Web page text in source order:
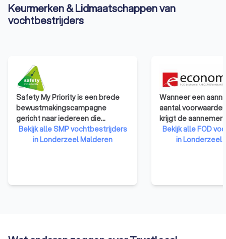
Keurmerken & Lidmaatschappen van
vochtbestrijders
Safety My Priority is een brede
bewustmakingscampagne
gericht naar iedereen die
beroepshalve met bouwen en
verbouwen te maken heeft. Een
uitvoeren van de
Bekijk alle SMP vochtbestrijders
in Londerzeel Malderen
Wanneer een
aantal
krijgt de aannemer
van de bevoegde
minister op advies
Bekijk alle FOD
in Londerzeel